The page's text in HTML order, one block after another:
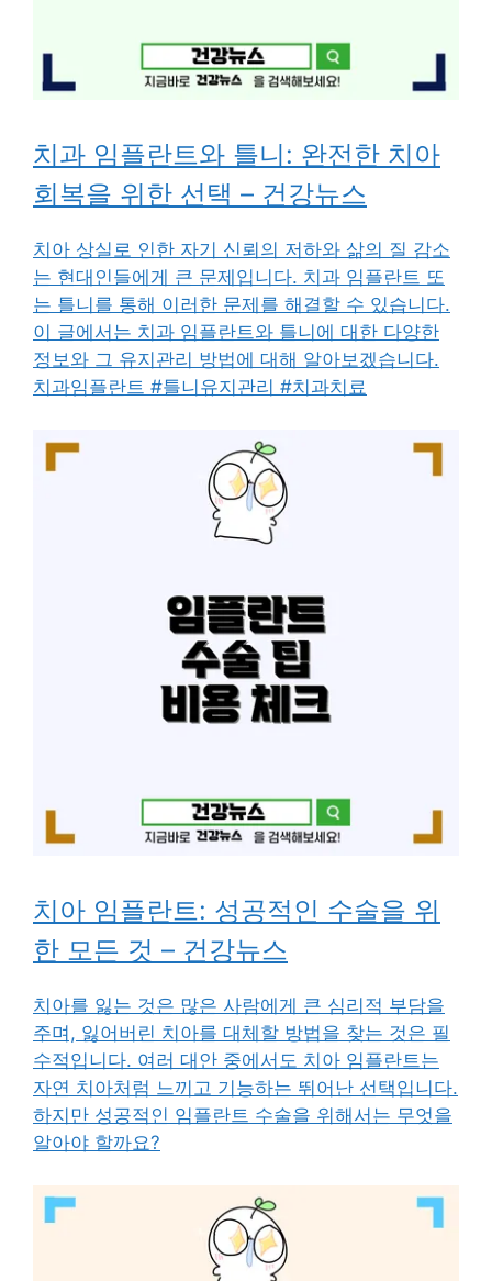
치과 임플란트와 틀니: 완전한 치아
회복을 위한 선택 – 건강뉴스
치아 상실로 인한 자기 신뢰의 저하와 삶의 질 감소
는 현대인들에게 큰 문제입니다. 치과 임플란트 또
는 틀니를 통해 이러한 문제를 해결할 수 있습니다.
이 글에서는 치과 임플란트와 틀니에 대한 다양한
정보와 그 유지관리 방법에 대해 알아보겠습니다.
치과임플란트 #틀니유지관리 #치과치료
치아 임플란트: 성공적인 수술을 위
한 모든 것 – 건강뉴스
치아를 잃는 것은 많은 사람에게 큰 심리적 부담을
주며, 잃어버린 치아를 대체할 방법을 찾는 것은 필
수적입니다. 여러 대안 중에서도 치아 임플란트는
자연 치아처럼 느끼고 기능하는 뛰어난 선택입니다.
하지만 성공적인 임플란트 수술을 위해서는 무엇을
알아야 할까요?